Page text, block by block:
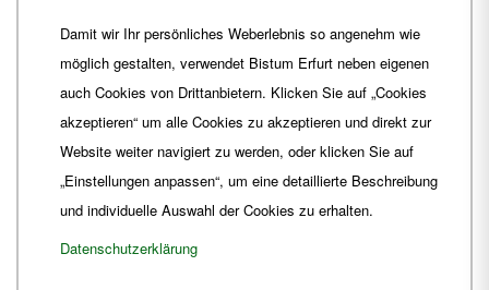
+49 361 6572-444
ordinariat Bistum-Erfurt.de
Damit wir Ihr persönliches Weberlebnis so angenehm wie
möglich gestalten, verwendet Bistum Erfurt neben eigenen
auch Cookies von Drittanbietern. Klicken Sie auf „Cookies
akzeptieren“ um alle Cookies zu akzeptieren und direkt zur
Website weiter navigiert zu werden, oder klicken Sie auf
„Einstellungen anpassen“, um eine detaillierte Beschreibung
und individuelle Auswahl der Cookies zu erhalten.
Datenschutzerklärung